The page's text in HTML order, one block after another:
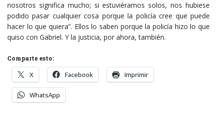
nosotros significa mucho; si estuviéramos solos, nos hubiese
podido pasar cualquier cosa porque la policía cree que puede
hacer lo que quiera”. Ellos lo saben porque la policía hizo lo que
quiso con Gabriel. Y la justicia, por ahora, también.
Comparte esto:
X Facebook Imprimir
WhatsApp